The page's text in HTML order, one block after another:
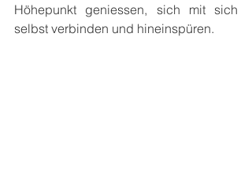
Höhepunkt geniessen, sich mit sich
selbst verbinden und hineinspüren.